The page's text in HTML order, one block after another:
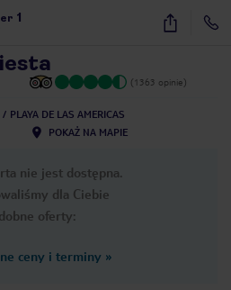
1 19
(1363 opinie)
PLAYA DE LAS AMERICAS
POKAŻ NA MAPIE
nie jest dostępna.
dla Ciebie
oferty:
ceny i terminy »